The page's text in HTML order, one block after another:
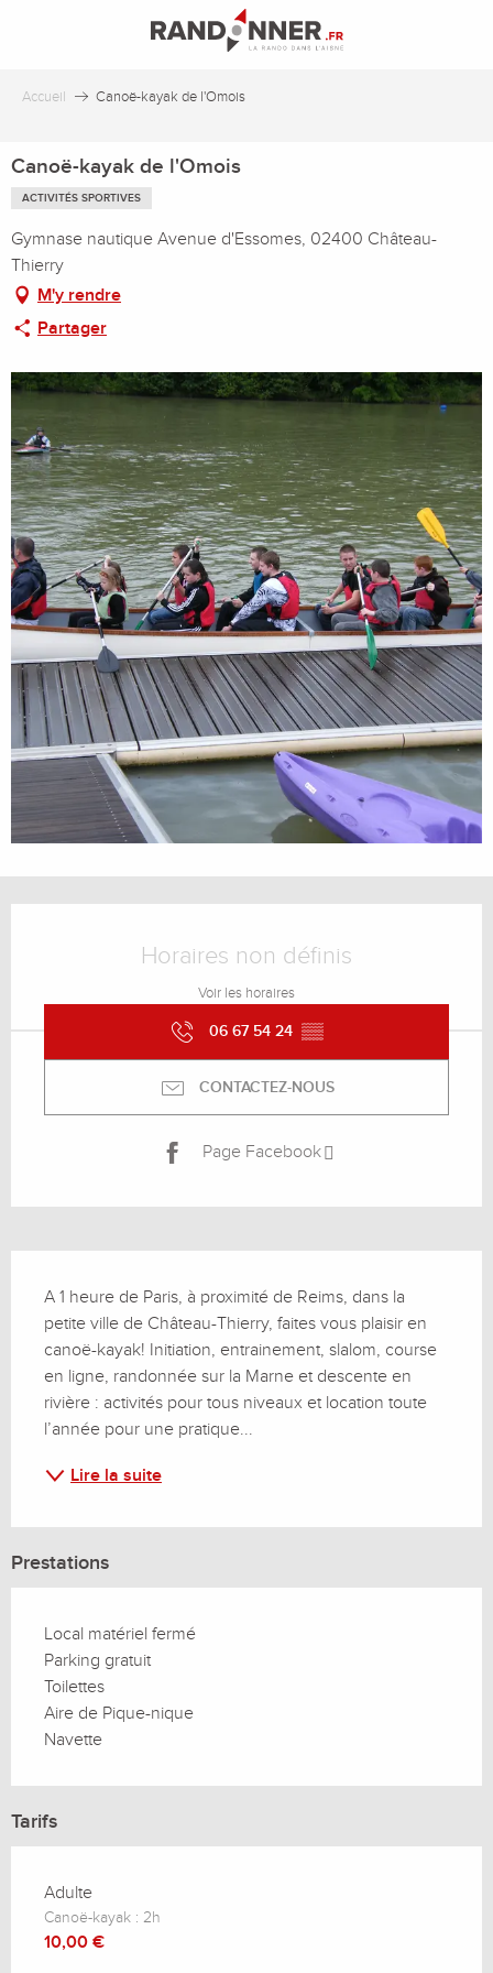
principal
Accueil Canoë-kayak de l'Omois
Canoë-kayak de l'Omois
ACTIVITÉS SPORTIVES
Gymnase nautique Avenue d'Essomes, 02400 Château-
Thierry
M'y rendre
Partager
Horaires non définis
Voir les horaires
06 67 54 24 ▒▒
CONTACTEZ-NOUS
Page Facebook
A 1 heure de Paris, à proximité de Reims, dans la
petite ville de Château-Thierry, faites vous plaisir en
canoë-kayak! Initiation, entrainement, slalom, course
en ligne, randonnée sur la Marne et descente en
rivière : activités pour tous niveaux et location toute
l’année pour une pratique...
Lire la suite
Prestations
Local matériel fermé
Parking gratuit
Toilettes
Aire de Pique-nique
Navette
Tarifs
Adulte
Canoë-kayak : 2h
10,00 €